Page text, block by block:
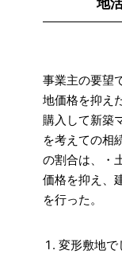
地
事業主の要望
地価格を抑え
購入して新築
を考えての相
の割合は、
価格を抑え、
を行った。
変形敷地で